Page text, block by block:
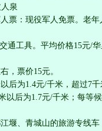
泉
票：现役军人免票。老
通工具。平均价格15元/
，票价15元。
后为1.4元/千米，超过7
以后为1.7元/千米；每等
堰、青城山的旅游专线